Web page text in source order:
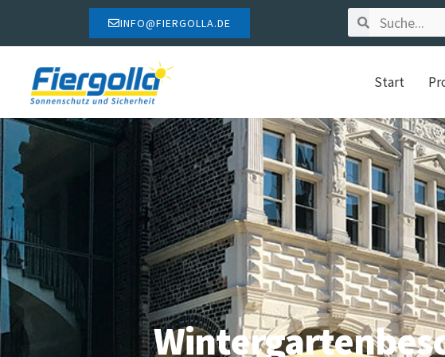
INFO@FIERGOLLA.DE
Start